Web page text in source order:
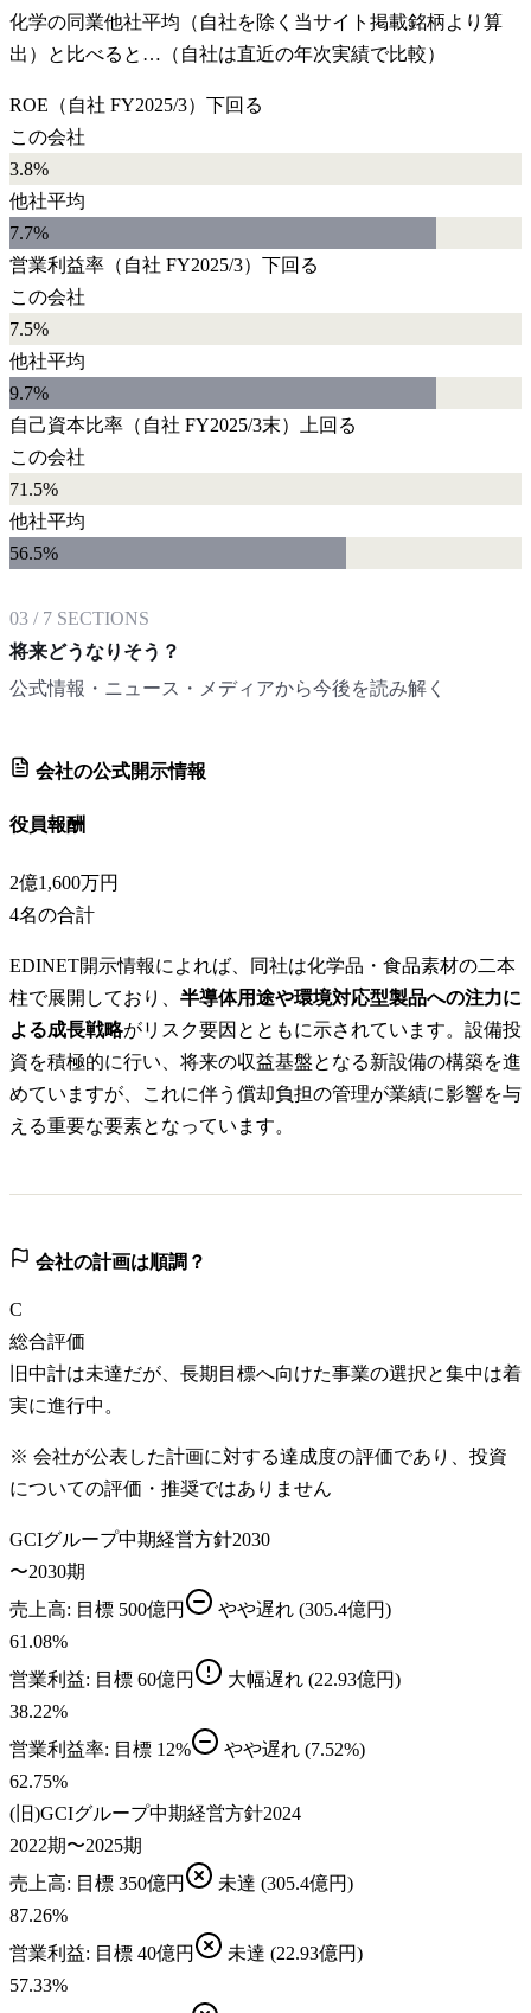
化学の同業他社平均（自社を除く当サイト掲載銘柄より算
出）と比べると…（自社は直近の年次実績で比較）
ROE （自社 FY2025/3） 下回る
この会社
3.8%
他社平均
7.7%
営業利益率 （自社 FY2025/3） 下回る
この会社
7.5%
他社平均
9.7%
自己資本比率 （自社 FY2025/3末）
上回る
この会社
71.5%
他社平均
56.5%
03 / 7 SECTIONS
将来どうなりそう？
公式情報・ニュース・メディアから今後を読み解く
会社の公式開示情報
役員報酬
2億1,600万円
4名の合計
EDINET開示情報によれば、同社は化学品・食品素材の二本
柱で展開しており、 半導体用途や環境対応型製品への注力に
よる成長戦略がリスク要因とともに示されています。設備投
資を積極的に行い、将来の収益基盤となる新設備の構築を進
めていますが、これに伴う償却負担の管理が業績に影響を与
える重要な要素となっています。
会社の計画は順調？
C
総合評価
旧中計は未達だが、長期目標へ向けた事業の選択と集中は着
実に進行中。
※ 会社が公表した計画に対する達成度の評価であり、投資
についての評価・推奨ではありません
GCIグループ中期経営方針2030
〜2030期
売上高: 目標 500億円 やや遅れ (305.4億円)
61.08%
営業利益: 目標 60億円 大幅遅れ (22.93億円)
38.22%
営業利益率: 目標 12% やや遅れ (7.52%)
62.75%
(旧)GCIグループ中期経営方針2024
2022期〜2025期
売上高: 目標 350億円 未達 (305.4億円)
87.26%
営業利益: 目標 40億円 未達 (22.93億円)
57.33%